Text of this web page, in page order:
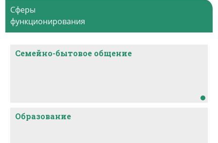
ненцев до сих пор остается анимизм. Часть
тундровых ненцев исповедуют православие и
Сферы
функционирования
Семейно-бытовое общение
Образование